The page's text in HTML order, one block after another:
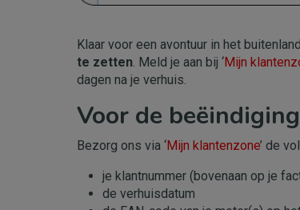
Klaar voor een avontuur in het
te zetten. Meld je aan bij ‘Mijn
dagen na je verhuis.
Voor de
Bezorg ons via ‘Mijn klantenzone’ de
je klantnummer (bovenaan op je
de verhuisdatum